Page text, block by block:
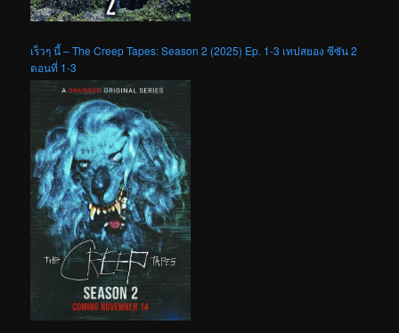
เร็วๆ นี้ – The Creep Tapes: Season 2 (2025) Ep. 1-3 เทปสยอง ซีซัน 2
ตอนที่ 1-3